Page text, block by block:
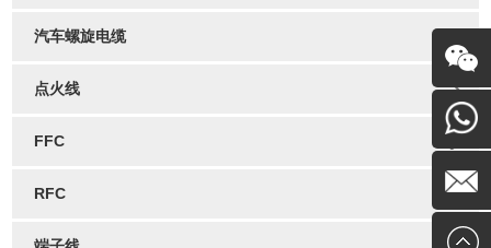
汽车螺旋电缆
点火线
FFC
RFC
微信